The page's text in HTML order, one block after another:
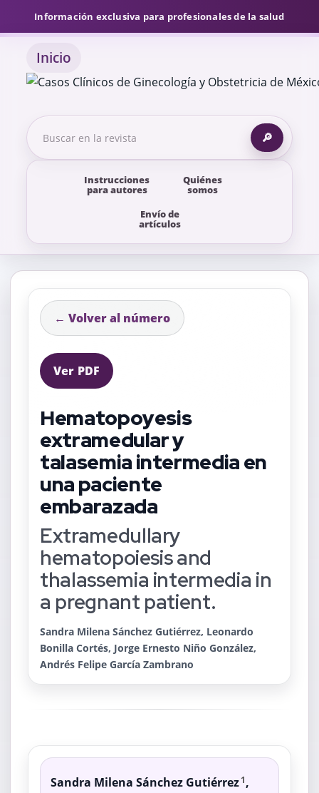
Información exclusiva para profesionales de la salud
Inicio
Instrucciones
para autores
Quiénes
somos
Envío de
artículos
🔎
← Volver al número
Ver PDF
Hematopoyesis
extramedular y
talasemia intermedia en
una paciente
embarazada
Extramedullary
hematopoiesis and
thalassemia intermedia in
a pregnant patient.
Sandra Milena Sánchez Gutiérrez, Leonardo
Bonilla Cortés, Jorge Ernesto Niño González,
Andrés Felipe García Zambrano
Sandra Milena Sánchez Gutiérrez 1 ,